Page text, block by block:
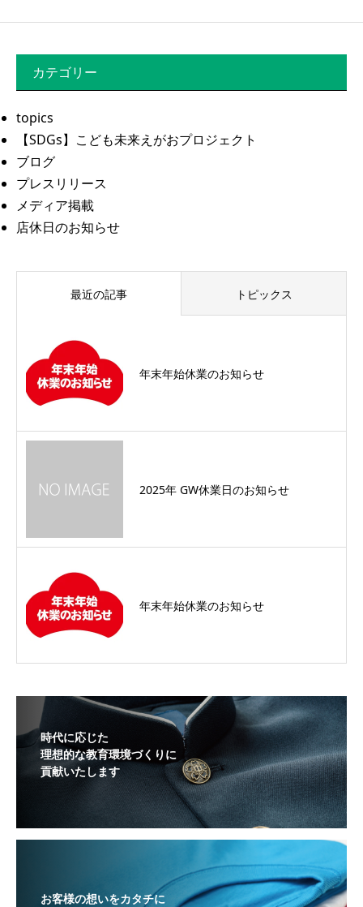
カテゴリー
topics
【SDGs】こども未来えがおプロジェクト
ブログ
プレスリリース
メディア掲載
店休日のお知らせ
最近の記事 トピックス
年末年始休業のお知らせ
2025年 GW休業日のお知らせ
年末年始休業のお知らせ
時代に応じた
理想的な教育環境づくりに
貢献いたします
お客様の想いをカタチに